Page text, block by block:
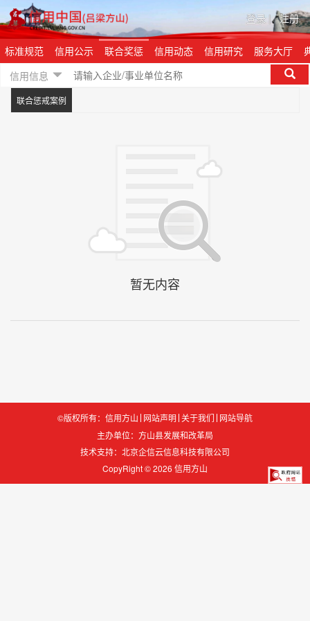
登录 | 注册
标准规范 信用公示 联合奖惩 信用动态 信用研究 服务大厅
信用信息
联合惩戒案例
©版权所有：信用方山 网站声明 关于我们 网站导航
主办单位：方山县发展和改革局
技术支持： 北京企信云信息科技有限公司
CopyRight © 2026 信用方山